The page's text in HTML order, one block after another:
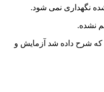
نشده.
که شرح داده شد آزمایش و